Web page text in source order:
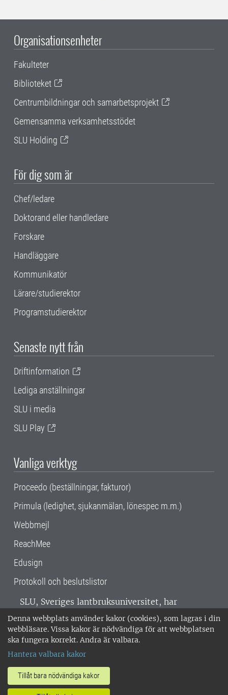
Denna webbplats använder kakor (cookies), som lagras i din
webbläsare. Vissa kakor är nödvändiga för att webbplatsen
ska fungera korrekt. Andra är valbara.
Hantera valbara kakor
Tillåt bara nödvändiga kakor
Organisationsenheter
Fakulteter
Biblioteket
Centrumbildningar och samarbetsprojekt
Gemensamma verksamhetsstödet
SLU Holding
För dig som är
Chef/ledare
Doktorand eller handledare
Forskare
Handläggare
Kommunikatör
Lärare/studierektor
Programstudierektor
Senaste nytt från
Driftinformation
Lediga anställningar
SLU i media
SLU Play
Vanliga verktyg
Proceedo (beställningar, fakturor)
Primula (ledighet, sjukanmälan, lönespec m.m.)
Webbmejl
ReachMee
Edusign
Protokoll och beslutslistor
SLU, Sveriges lantbruksuniversitet, har
verksamhet över hela Sverige. Huvudorter är
Alnarp, Uppsala och Umeå.SLU är
miljöcertifierat enligt ISO 14001. •
018-67 10 00 • Org nr: 202100-2817 •
Om SLU:s webbplatser
•Hantera kakor•Behandling av